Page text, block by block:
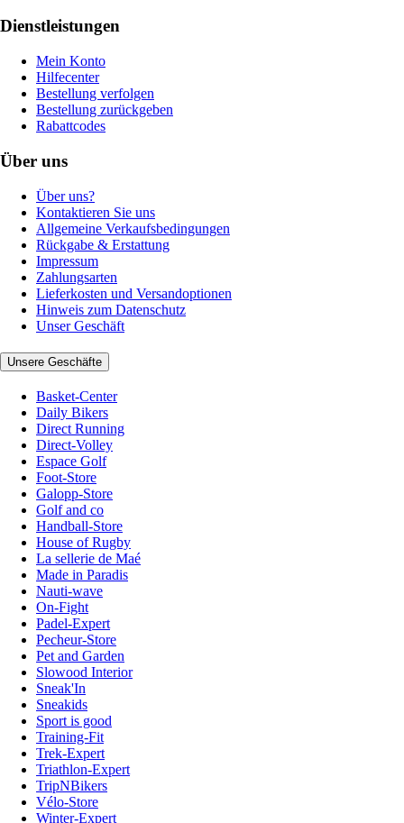
Dienstleistungen
Mein Konto
Hilfecenter
Bestellung verfolgen
Bestellung zurückgeben
Rabattcodes
Über uns
Über uns?
Kontaktieren Sie uns
Allgemeine Verkaufsbedingungen
Rückgabe & Erstattung
Impressum
Zahlungsarten
Lieferkosten und Versandoptionen
Hinweis zum Datenschutz
Unser Geschäft
Unsere Geschäfte
Basket-Center
Daily Bikers
Direct Running
Direct-Volley
Espace Golf
Foot-Store
Galopp-Store
Golf and co
Handball-Store
House of Rugby
La sellerie de Maé
Made in Paradis
Nauti-wave
On-Fight
Padel-Expert
Pecheur-Store
Pet and Garden
Slowood Interior
Sneak'In
Sneakids
Sport is good
Training-Fit
Trek-Expert
Triathlon-Expert
TripNBikers
Vélo-Store
Winter-Expert